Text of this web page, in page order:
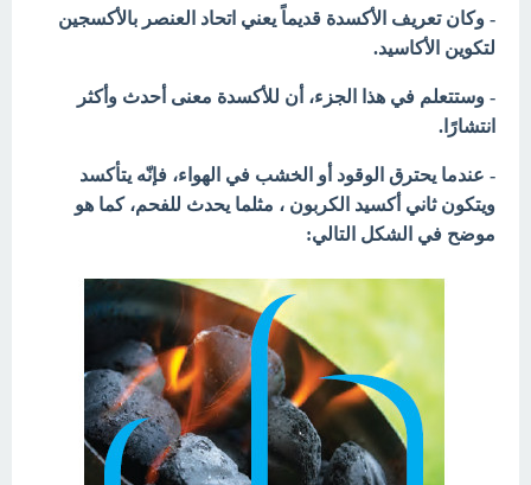
- وكان تعريف الأكسدة قديماً يعني اتحاد العنصر بالأكسجين
لتكوين الأكاسيد.
- وستتعلم في هذا الجزء، أن للأكسدة معنى أحدث وأكثر
انتشارًا.
- عندما يحترق الوقود أو الخشب في الهواء، فإنّه يتأكسد
ويتكون ثاني أكسيد الكربون ، مثلما يحدث للفحم، كما هو
موضح في الشكل التالي: